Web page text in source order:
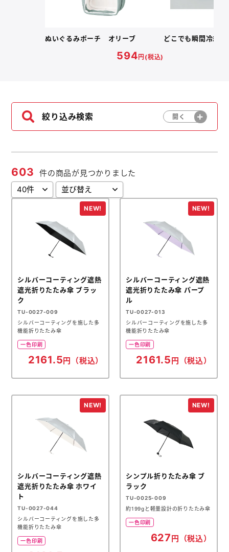
カレンダー本舗
ボックスティッシュ本舗
メモ帳本舗
クリアファイル本舗
ウェットティッシュ本舗
扇子本舗
ノベルティグッズ本舗
ぬいぐるみポーチ オリーブ
594円(税込)
どこでも瞬間冷却パ
絞り込み検索
603 件の商品が見つかりました
シルバーコーティング遮熱
遮光折りたたみ傘 ブラッ
ク
TU-0027-009
シルバーコーティングを施した多
機能折りたたみ傘
一色印刷
2161.5円（税込）
シルバーコーティング遮熱
遮光折りたたみ傘 パープ
ル
TU-0027-013
シルバーコーティングを施した多
機能折りたたみ傘
一色印刷
2161.5円（税込）
シルバーコーティング遮熱
遮光折りたたみ傘 ホワイ
ト
TU-0027-044
シルバーコーティングを施した多
機能折りたたみ傘
一色印刷
シンプル折りたたみ傘 ブ
ラック
TU-0025-009
約199gと軽量設計の折りたたみ傘
一色印刷
627円（税込）